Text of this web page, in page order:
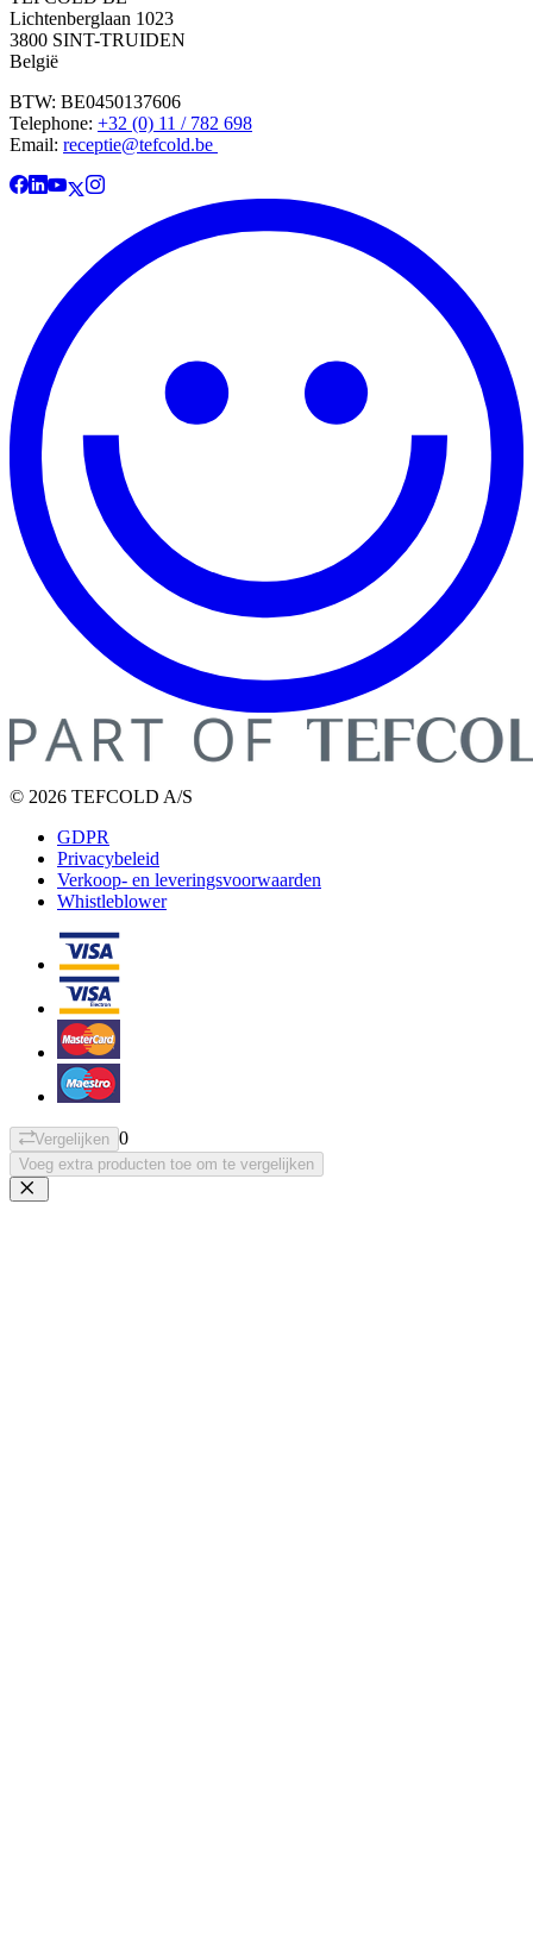
Lichtenberglaan 1023
3800 SINT-TRUIDEN
België
BTW: BE0450137606
Telephone: +32 (0) 11 / 782 698
Email: receptie@tefcold.be
© 2026 TEFCOLD A/S
GDPR
Privacybeleid
Verkoop- en leveringsvoorwaarden
Whistleblower
Vergelijken 0
Voeg extra producten toe om te vergelijken